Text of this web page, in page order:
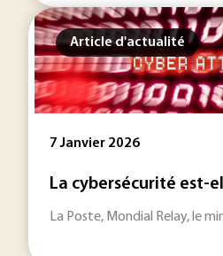
Article d'actualité
7 Janvier 2026
La cybersécurité est-
La Poste, Mondial Relay, le